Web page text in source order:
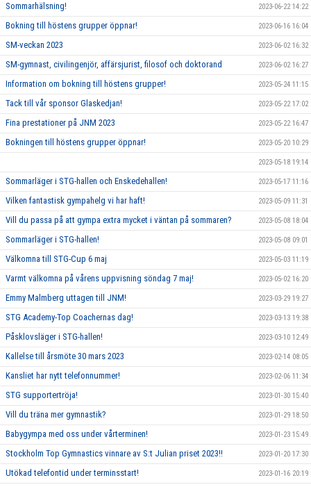
Sommarhälsning! 2023-06-22 14:22
Bokning till höstens grupper öppnar! 2023-06-16 16:04
SM-veckan 2023 2023-06-02 16:32
SM-gymnast, civilingenjör, affärsjurist, filosof och doktorand 2023-06-02 16:27
Information om bokning till höstens grupper! 2023-05-24 11:15
Tack till vår sponsor Glaskedjan! 2023-05-22 17:02
Fina prestationer på JNM 2023 2023-05-22 16:47
Bokningen till höstens grupper öppnar! 2023-05-20 10:29
2023-05-18 19:14
Sommarläger i STG-hallen och Enskedehallen! 2023-05-17 11:16
Vilken fantastisk gympahelg vi har haft! 2023-05-09 11:31
Vill du passa på att gympa extra mycket i väntan på sommaren? 2023-05-08 18:04
Sommarläger i STG-hallen! 2023-05-08 09:01
Välkomna till STG-Cup 6 maj 2023-05-03 11:19
Varmt välkomna på vårens uppvisning söndag 7 maj! 2023-05-02 16:20
Emmy Malmberg uttagen till JNM! 2023-03-29 19:27
STG Academy-Top Coachernas dag! 2023-03-13 19:38
Påsklovsläger i STG-hallen! 2023-03-10 12:49
Kallelse till årsmöte 30 mars 2023 2023-02-14 08:05
Kansliet har nytt telefonnummer! 2023-02-06 11:34
STG supportertröja! 2023-01-30 15:40
Vill du träna mer gymnastik? 2023-01-29 18:50
Babygympa med oss under vårterminen! 2023-01-23 15:49
Stockholm Top Gymnastics vinnare av S:t Julian priset 2023!! 2023-01-20 17:30
Utökad telefontid under terminsstart! 2023-01-16 20:19